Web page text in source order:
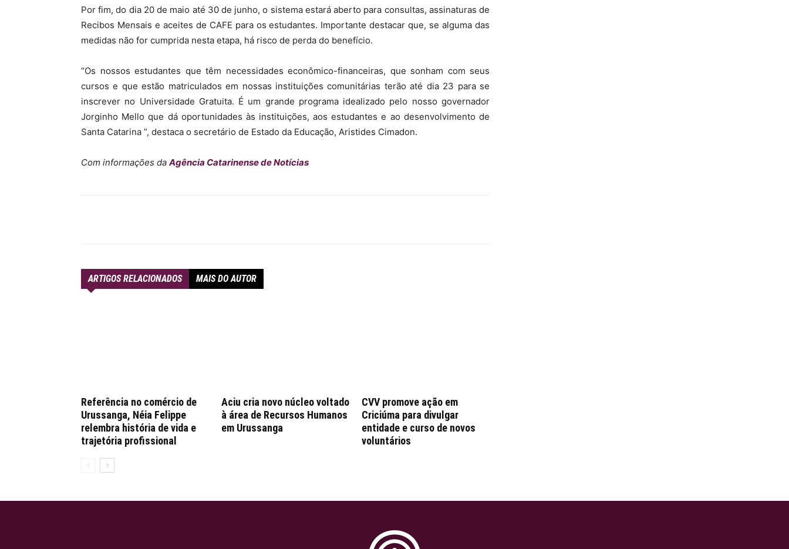
Por fim, do dia 20 de maio até 30 de junho, o sistema estará aberto para consultas, assinaturas de
Recibos Mensais e aceites de CAFE para os estudantes. Importante destacar que, se alguma das
medidas não for cumprida nesta etapa, há risco de perda do benefício.
“Os nossos estudantes que têm necessidades econômico-financeiras, que sonham com seus
cursos e que estão matriculados em nossas instituições comunitárias terão até dia 23 para se
inscrever no Universidade Gratuita. É um grande programa idealizado pelo nosso governador
Jorginho Mello que dá oportunidades às instituições, aos estudantes e ao desenvolvimento de
Santa Catarina ”, destaca o secretário de Estado da Educação, Aristides Cimadon.
Com informações daAgência Catarinense de Notícias
ARTIGOS RELACIONADOS MAIS DO AUTOR
Referência no comércio de
Urussanga, Néia Felippe
relembra história de vida e
trajetória profissional
Aciu cria novo núcleo voltado
à área de Recursos Humanos
em Urussanga
CVV promove ação em
Criciúma para divulgar
entidade e curso de novos
voluntários